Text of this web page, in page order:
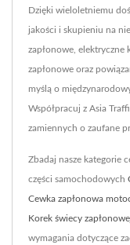
Dzięki wieloletniemu
jakości i skupieniu na
zapłonowe, elektryczne
zapłonowe oraz
myślą o
Współpracuj z Asia
zamiennych o zaufane
Zbadaj nasze kategorie
części samochodowych
Cewka zapłonowa
Korek świecy
wymagania dotyczące